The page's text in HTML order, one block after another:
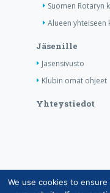
Suomen Rotaryn
Alueen yhteiseen
Jäsenille
Jäsensivusto
Klubin omat ohjeet
Yhteystiedot
Copyright ©
We use cookies to